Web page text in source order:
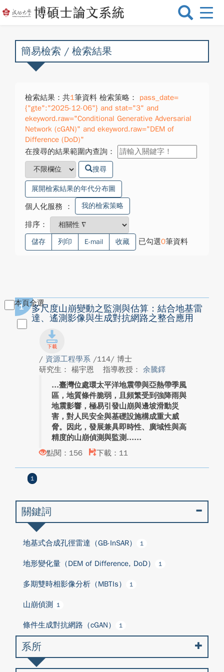
選
換
簡易檢索 / 檢索結果
檢索結果：共1筆資料 檢索策略：
pass_date=
{"gte":"2025-12-06"} and stat="3" and
ekeyword.raw="Conditional Generative Adversarial
Network (cGAN)" and ekeyword.raw="DEM of
Difference (DoD)"
在搜尋的結果範圍內查詢：
搜尋
展開檢索結果的年代分布圖
個人化服務 ： 我的檢索策略
排序：
儲存 列印 E-mail 收藏 已勾選0筆資料
本頁全選
1
多尺度山崩變動之監測與估算：結合地基雷
達、遙測影像與生成對抗網路之整合應用
/ 資源工程學系 /114/ 博士
研究生： 楊宇恩
指導教授： 余騰鐸
臺灣位處環太平洋地震帶與亞熱帶季風
區，地質條件脆弱，且頻繁受到強降雨與
地震影響，極易引發山崩與邊坡滑動災
害，對人民安全與基礎設施構成重大威
脅。因此，發展兼具即時性、廣域性與高
精度的山崩偵測與監測...
點閱：156
下載：11
1
關鍵詞
地基式合成孔徑雷達（GB-InSAR） 1
地形變化量（DEM of Difference, DoD） 1
多期雙時相影像分析（MBTIs） 1
山崩偵測 1
條件生成對抗網路（cGAN） 1
系所